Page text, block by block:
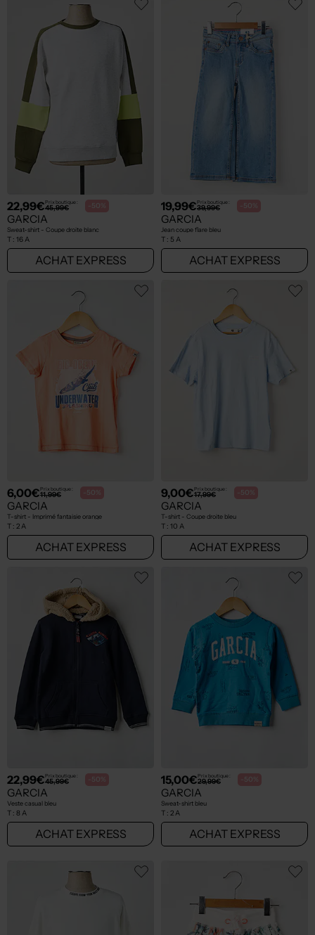
22,99€Prix boutique :
45,99€ -50%
GARCIA
Sweat-shirt - Coupe droite blanc
T : 16 A
ACHAT EXPRESS
19,99€Prix boutique :
39,99€ -50%
GARCIA
Jean coupe flare bleu
T : 5 A
ACHAT EXPRESS
6,00€Prix boutique :
11,99€ -50%
GARCIA
T-shirt - Imprimé fantaisie orange
T : 2 A
ACHAT EXPRESS
9,00€Prix boutique :
17,99€ -50%
GARCIA
T-shirt - Coupe droite bleu
T : 10 A
ACHAT EXPRESS
22,99€Prix boutique :
45,99€ -50%
GARCIA
Veste casual bleu
T : 8 A
ACHAT EXPRESS
15,00€Prix boutique :
29,99€ -50%
GARCIA
Sweat-shirt bleu
T : 2 A
ACHAT EXPRESS